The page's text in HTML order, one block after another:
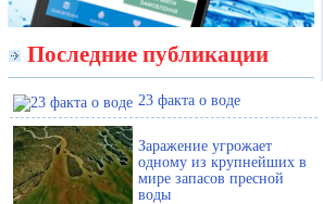
Последние публикации
23 факта о воде
Заражение угрожает
одному из крупнейших в
мире запасов пресной
воды